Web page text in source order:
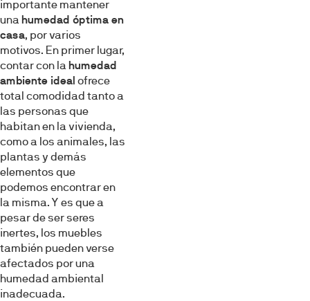
importante mantener
una humedad óptima en
casa, por varios
motivos. En primer lugar,
contar con la humedad
ambiente ideal ofrece
total comodidad tanto a
las personas que
habitan en la vivienda,
como a los animales, las
plantas y demás
elementos que
podemos encontrar en
la misma. Y es que a
pesar de ser seres
inertes, los muebles
también pueden verse
afectados por una
humedad ambiental
inadecuada.